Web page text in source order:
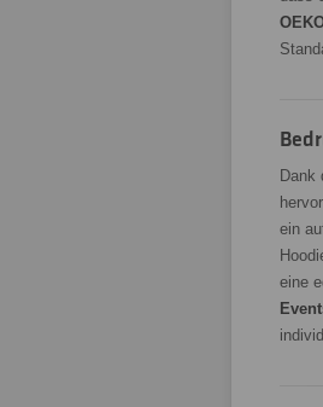
Dank
ein
eine